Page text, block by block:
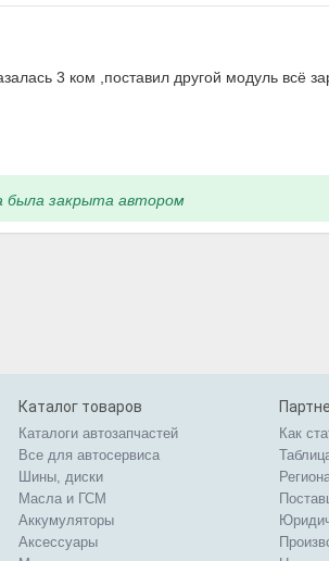
3 ком ,поставил другой модуль всё
была закрыта автором
Каталог товаров
Каталоги автозапчастей
Все для автосервиса
Шины, диски
Масла и ГСМ
Аккумуляторы
Аксессуары
Как